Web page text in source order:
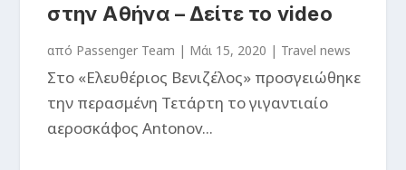
στην Αθήνα – Δείτε το video
από Passenger Team | Μάι 15, 2020 | Travel news
Στο «Ελευθέριος Βενιζέλος» προσγειώθηκε
την περασμένη Τετάρτη το γιγαντιαίο
αεροσκάφος Antonov...